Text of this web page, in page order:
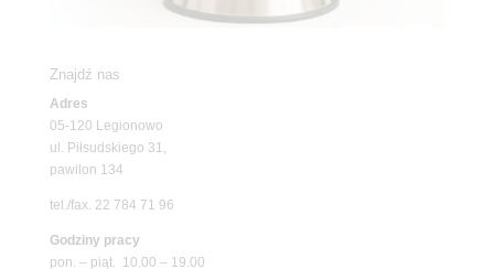
Znajdź nas
Adres
05-120 Legionowo
ul. Piłsudskiego 31,
pawilon 134
tel./fax. 22 784 71 96
Godziny pracy
pon. – piąt. 10.00 – 19.00